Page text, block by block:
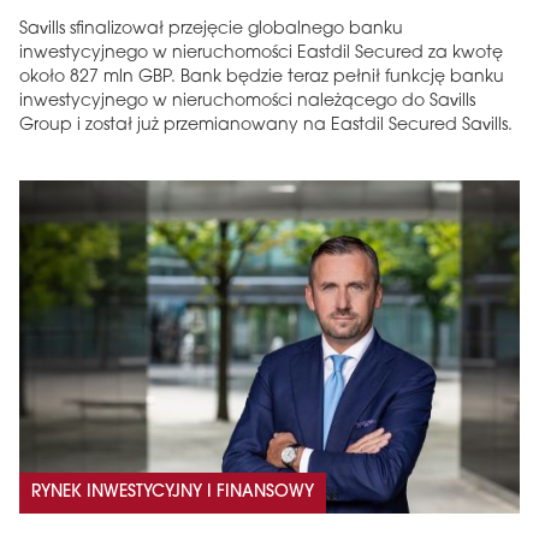
Savills sfinalizował przejęcie globalnego banku
inwestycyjnego w nieruchomości Eastdil Secured za kwotę
około 827 mln GBP. Bank będzie teraz pełnił funkcję banku
inwestycyjnego w nieruchomości należącego do Savills
Group i został już przemianowany na Eastdil Secured Savills.
RYNEK INWESTYCYJNY I FINANSOWY